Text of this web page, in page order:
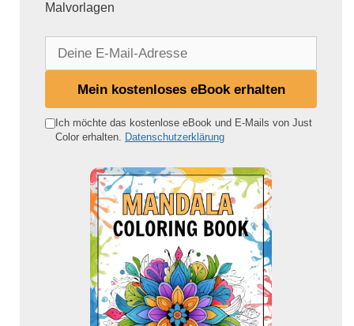
Malvorlagen
e
Mein kostenloses eBook erhalten
Ich möchte das kostenlose eBook und E-Mails von Just
Color erhalten.
Datenschutzerklärung